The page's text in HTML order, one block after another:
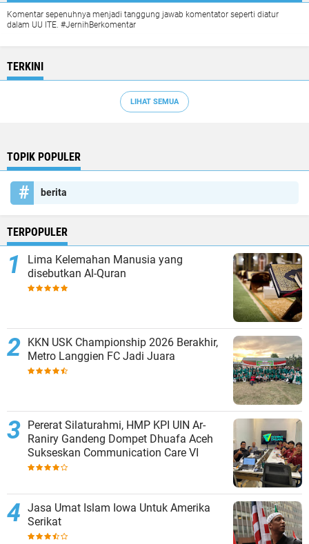
Komentar sepenuhnya menjadi tanggung jawab komentator seperti diatur
dalam UU ITE. #JernihBerkomentar
TERKINI
LIHAT SEMUA
TOPIK POPULER
berita
TERPOPULER
Lima Kelemahan Manusia yang
disebutkan Al-Quran
KKN USK Championship 2026 Berakhir,
Metro Langgien FC Jadi Juara
Pererat Silaturahmi, HMP KPI UIN Ar-
Raniry Gandeng Dompet Dhuafa Aceh
Sukseskan Communication Care VI
Jasa Umat Islam Iowa Untuk Amerika
Serikat